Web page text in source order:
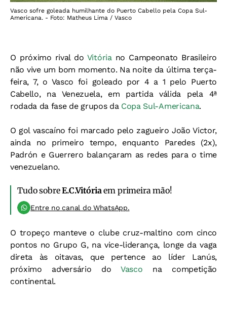
Vasco sofre goleada humilhante do Puerto Cabello pela Copa Sul-
Americana. - Foto: Matheus Lima / Vasco
O próximo rival do Vitória no Campeonato Brasileiro
não vive um bom momento. Na noite da última terça-
feira, 7, o Vasco foi goleado por 4 a 1 pelo Puerto
Cabello, na Venezuela, em partida válida pela 4ª
rodada da fase de grupos da Copa Sul-Americana.
O gol vascaíno foi marcado pelo zagueiro João Victor,
ainda no primeiro tempo, enquanto Paredes (2x),
Padrón e Guerrero balançaram as redes para o time
venezuelano.
Tudo sobreE.C.Vitória em primeira mão!
Entre no canal do WhatsApp.
O tropeço manteve o clube cruz-maltino com cinco
pontos no Grupo G, na vice-liderança, longe da vaga
direta às oitavas, que pertence ao líder Lanús,
próximo adversário doVasco na competição
continental.